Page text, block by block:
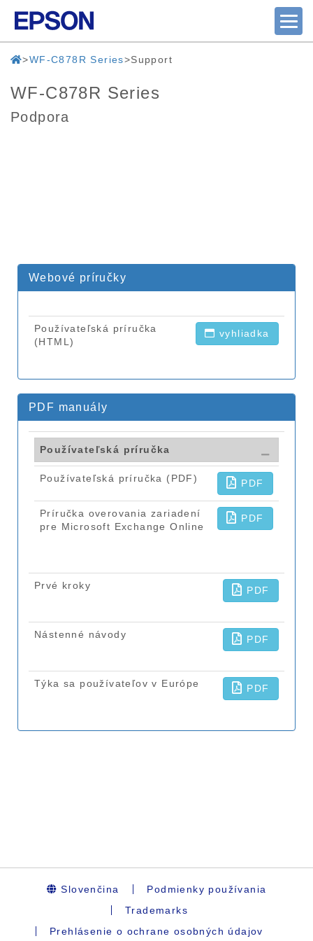
WF-C878R Series Support
WF-C878R Series
Podpora
Slovenčina
Podmienky používania
Trademarks
Prehlásenie o ochrane osobných údajov